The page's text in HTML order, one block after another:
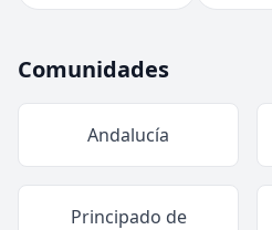
Comunidades
Andalucía
Principado de